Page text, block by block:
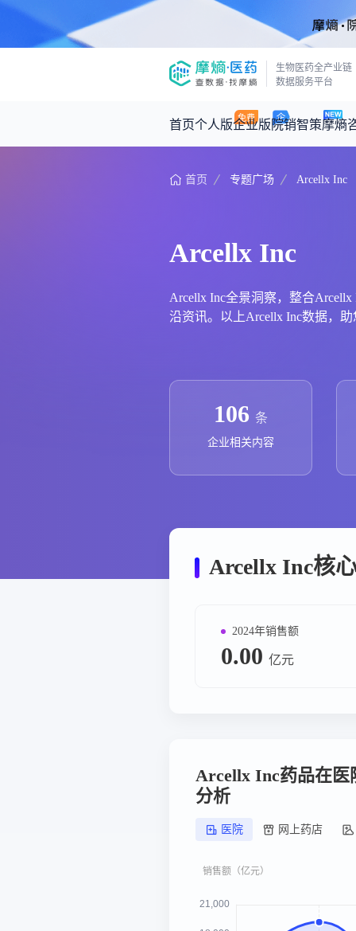
生物医药全产业链
数据服务平台
首页个人版企业版院销智策摩熵
咨询服务
产品立项评估及管线规划
投资决策与交易估值
摩熵原创
深度分析
投融资
时讯
数据中心
基于市场数据，为您提供全面的市场
政策法规
药品生产企业
王中健
首页 专题广场 Arcellx Inc
Arcellx Inc
Arcellx Inc全景洞察，整合
沿资讯。以上Arcellx Inc数据，
106 条
企业相关内容
Arcellx Inc核
2024年销售额
0.00 亿元
Arcellx Inc药品在医
分析
医院 网上药店